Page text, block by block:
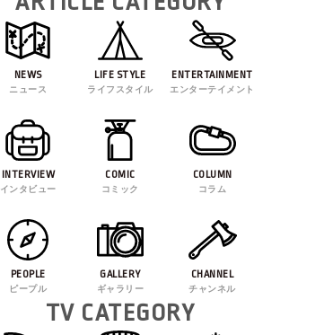
NEWS
ニュース
LIFE STYLE
ライフスタイル
ENTERTAINMENT
エンターテイメント
INTERVIEW
インタビュー
COMIC
コミック
COLUMN
コラム
PEOPLE
ピープル
GALLERY
ギャラリー
CHANNEL
チャンネル
TV CATEGORY